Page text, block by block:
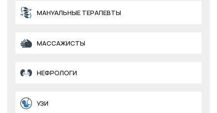
МАНУАЛЬНЫЕ ТЕРАПЕВТЫ
МАССАЖИСТЫ
НЕФРОЛОГИ
УЗИ